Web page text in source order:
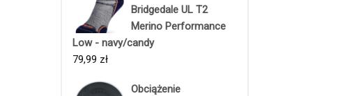
Bridgedale UL T2
Merino Performance
Low - navy/candy
79,99 zł
Obciążenie